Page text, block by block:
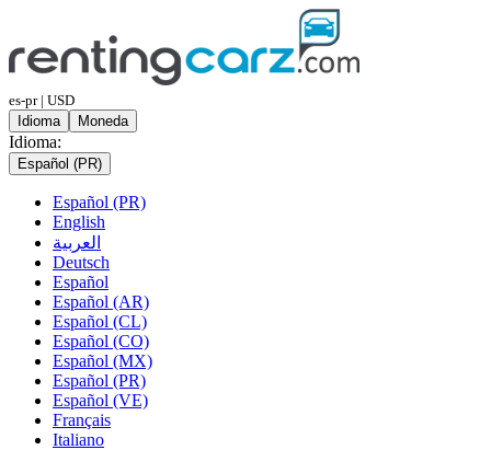
es-pr | USD
Idioma
Moneda
Idioma:
Español (PR)
Español (PR)
English
العربية
Deutsch
Español
Español (AR)
Español (CL)
Español (CO)
Español (MX)
Español (PR)
Español (VE)
Français
Italiano